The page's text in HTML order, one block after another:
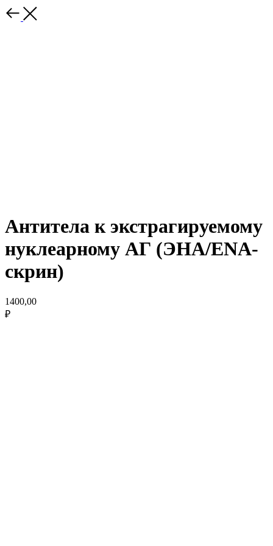
Антитела к экстрагируемому
нуклеарному АГ (ЭНА/ENA-
скрин)
1400,00
₽